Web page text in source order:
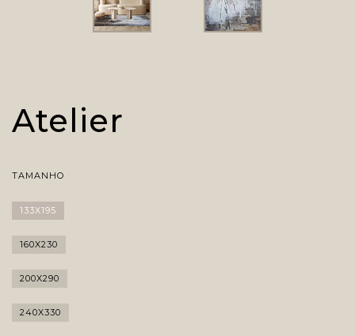
Atelier
TAMANHO
133X195
160X230
200X290
240X330